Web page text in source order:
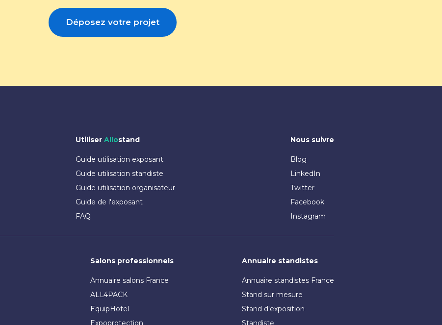
Déposez votre projet
Utiliser Allostand
Guide utilisation exposant
Guide utilisation standiste
Guide utilisation organisateur
Guide de l'exposant
FAQ
Nous suivre
Blog
LinkedIn
Twitter
Facebook
Instagram
Salons professionnels
Annuaire salons France
ALL4PACK
EquipHotel
Expoprotection
Annuaire standistes
Annuaire standistes France
Stand sur mesure
Stand d'exposition
Standiste